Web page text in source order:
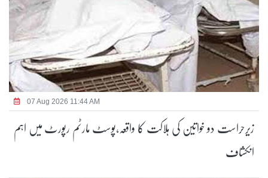
07 Aug 2026 11:44 AM
زیرحراست دو خواتین کی ہلاکت کا واقعہ،پوسٹ مارٹم رپورٹ میں اہم
انکشاف